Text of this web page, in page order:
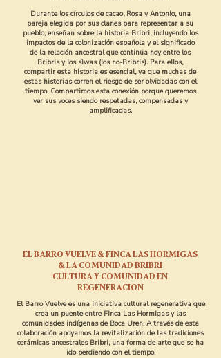
Durante los círculos de cacao, Rosa y Antonio, una
pareja elegida por sus clanes para representar a su
pueblo, enseñan sobre la historia Bribri, incluyendo los
impactos de la colonización española y el significado
de la relación ancestral que continúa hoy entre los
Bribris y los sìwas (los no-Bribris). Para ellos,
compartir esta historia es esencial, ya que muchas de
estas historias corren el riesgo de ser olvidadas con el
tiempo. Compartimos esta conexión porque queremos
ver sus voces siendo respetadas, compensadas y
amplificadas.
EL BARRO VUELVE & FINCA LAS HORMIGAS
& LA COMUNIDAD BRIBRI
CULTURA Y COMUNIDAD EN
REGENERACION
El Barro Vuelve es una iniciativa cultural regenerativa que
crea un puente entre Finca Las Hormigas y las
comunidades indígenas de Boca Uren. A través de esta
colaboración apoyamos la revitalización de las tradiciones
cerámicas ancestrales Bribri, una forma de arte que se ha
ido perdiendo con el tiempo.